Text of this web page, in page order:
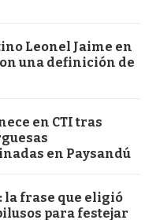
Leonel Jaime en
una definición de
en CTI tras
en Paysandú
la frase que eligió
para festejar